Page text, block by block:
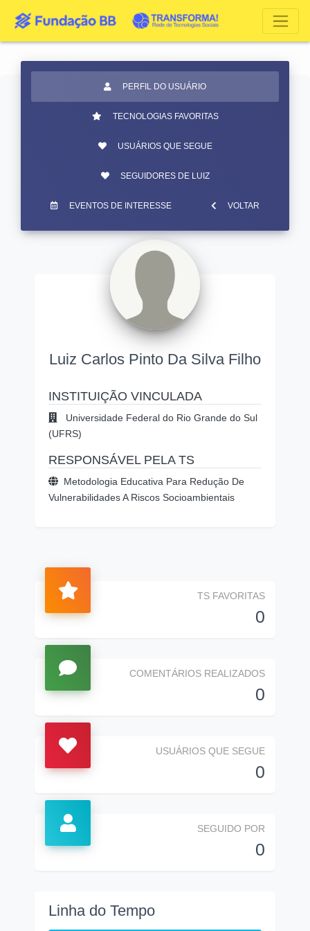
PERFIL DO USUÁRIO
TECNOLOGIAS FAVORITAS
USUÁRIOS QUE SEGUE
SEGUIDORES DE LUIZ
EVENTOS DE INTERESSE VOLTAR
Luiz Carlos Pinto Da Silva Filho
INSTITUIÇÃO VINCULADA
Universidade Federal do Rio Grande do Sul
(UFRS)
RESPONSÁVEL PELA TS
Metodologia Educativa Para Redução De
Vulnerabilidades A Riscos Socioambientais
TS FAVORITAS
0
COMENTÁRIOS REALIZADOS
0
USUÁRIOS QUE SEGUE
0
SEGUIDO POR
0
Linha do Tempo